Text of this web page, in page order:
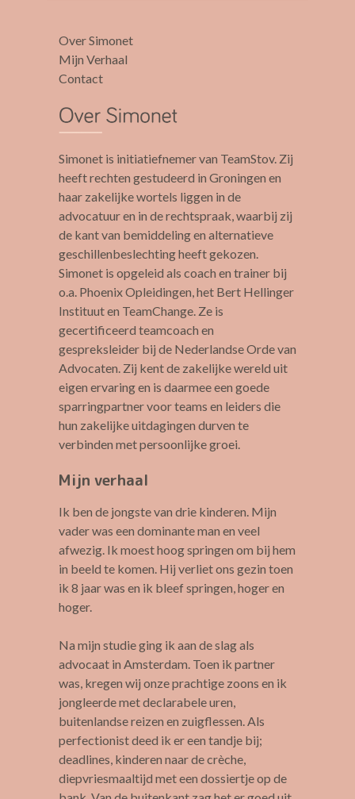
Over Simonet
Mijn Verhaal
Contact
Simonet is initiatiefnemer van TeamStov. Zij
heeft rechten gestudeerd in Groningen en
haar zakelijke wortels liggen in de
advocatuur en in de rechtspraak, waarbij zij
de kant van bemiddeling en alternatieve
geschillenbeslechting heeft gekozen.
Simonet is opgeleid als coach en trainer bij
o.a. Phoenix Opleidingen, het Bert Hellinger
Instituut en TeamChange. Ze is
gecertificeerd teamcoach en
gespreksleider bij de Nederlandse Orde van
Advocaten. Zij kent de zakelijke wereld uit
eigen ervaring en is daarmee een goede
sparringpartner voor teams en leiders die
hun zakelijke uitdagingen durven te
verbinden met persoonlijke groei.
Mijn verhaal
Ik ben de jongste van drie kinderen. Mijn
vader was een dominante man en veel
afwezig. Ik moest hoog springen om bij hem
in beeld te komen. Hij verliet ons gezin toen
ik 8 jaar was en ik bleef springen, hoger en
hoger.
Na mijn studie ging ik aan de slag als
advocaat in Amsterdam. Toen ik partner
was, kregen wij onze prachtige zoons en ik
jongleerde met declarabele uren,
buitenlandse reizen en zuigflessen. Als
perfectionist deed ik er een tandje bij;
deadlines, kinderen naar de crèche,
diepvriesmaaltijd met een dossiertje op de